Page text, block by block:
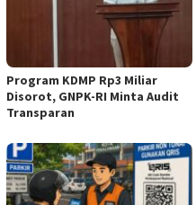
Program KDMP Rp3 Miliar
Disorot, GNPK-RI Minta Audit
Transparan